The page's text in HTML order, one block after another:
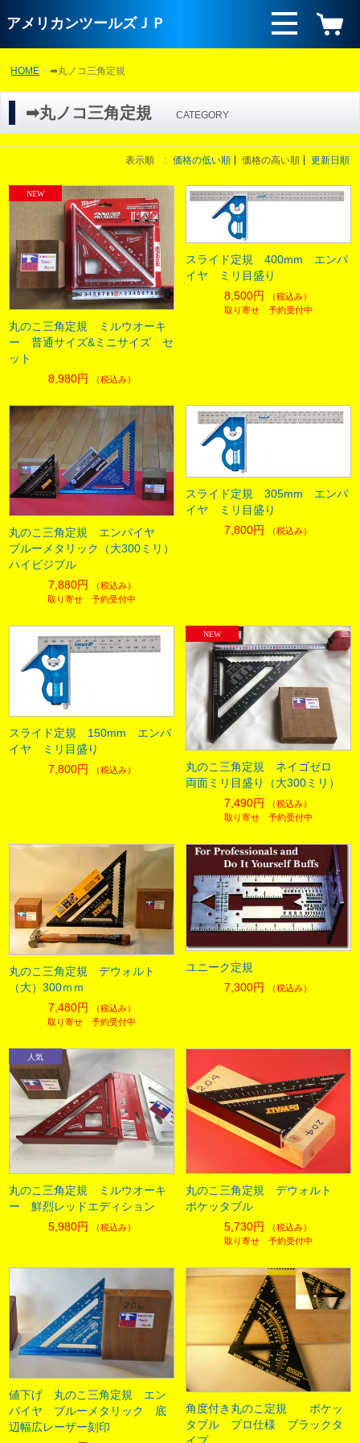
アメリカンツールズＪＰ
HOME ➡丸ノコ三角定規
➡丸ノコ三角定規 CATEGORY
表示順 : 価格の低い順 価格の高い順 更新日順
丸のこ三角定規 ミルウオーキ
ー 普通サイズ&ミニサイズ セ
ット
8,980円
（税込み）
スライド定規 400mm エンパ
イヤ ミリ目盛り
8,500円
（税込み）
取り寄せ 予約受付中
丸のこ三角定規 エンパイヤ
ブルーメタリック（大300ミリ）
ハイビジブル
7,880円
（税込み）
取り寄せ 予約受付中
スライド定規 305mm エンパ
イヤ ミリ目盛り
7,800円
（税込み）
スライド定規 150mm エンパ
イヤ ミリ目盛り
7,800円
（税込み）
丸のこ三角定規 ネイゴゼロ
両面ミリ目盛り（大300ミリ）
7,490円
（税込み）
取り寄せ 予約受付中
丸のこ三角定規 デウォルト
（大）300ｍｍ
7,480円
（税込み）
取り寄せ 予約受付中
ユニーク定規
7,300円
（税込み）
丸のこ三角定規 ミルウオーキ
ー 鮮烈レッドエディション
5,980円
（税込み）
丸のこ三角定規 デウォルト
ポケッタブル
5,730円
（税込み）
取り寄せ 予約受付中
値下げ 丸のこ三角定規 エン
パイヤ ブルーメタリック 底
辺幅広レーザー刻印
角度付き丸のこ定規 ポケッ
タブル プロ仕様 ブラックタ